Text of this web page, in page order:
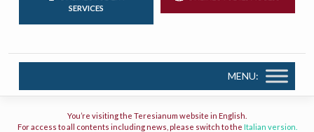
SERVICES
MENU:
You’re visiting the Teresianum website in English.
For access to all contents including news, please switch to the Italian version.